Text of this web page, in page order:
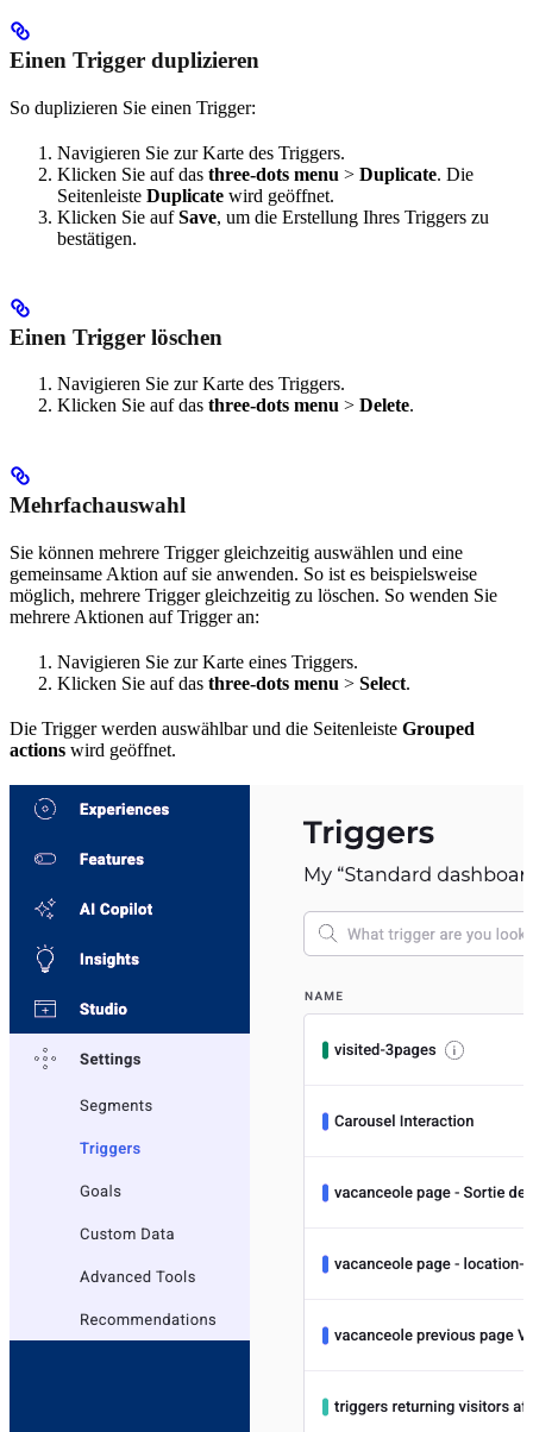
Einen Trigger duplizieren
So duplizieren Sie einen Trigger:
Navigieren Sie zur Karte des Triggers.
Klicken Sie auf das three-dots menu > Duplicate. Die
Seitenleiste Duplicate wird geöffnet.
Klicken Sie aufSave, um die Erstellung Ihres Triggers zu
bestätigen.
Einen Trigger löschen
Navigieren Sie zur Karte des Triggers.
Klicken Sie auf das three-dots menu > Delete.
Mehrfachauswahl
Sie können mehrere Trigger gleichzeitig auswählen und eine
gemeinsame Aktion auf sie anwenden. So ist es beispielsweise
möglich, mehrere Trigger gleichzeitig zu löschen. So wenden Sie
mehrere Aktionen auf Trigger an:
Navigieren Sie zur Karte eines Triggers.
Klicken Sie auf das three-dots menu > Select.
Die Trigger werden auswählbar und die Seitenleiste Grouped
actions wird geöffnet.